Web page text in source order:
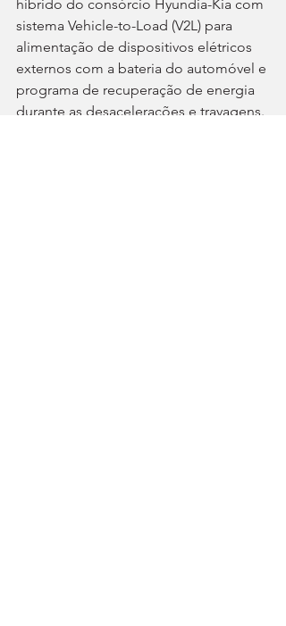
híbrido do consórcio Hyundia-Kia com
sistema Vehicle-to-Load (V2L) para
alimentação de dispositivos elétricos
externos com a bateria do automóvel e
programa de recuperação de energia
durante as desacelerações e travagens.